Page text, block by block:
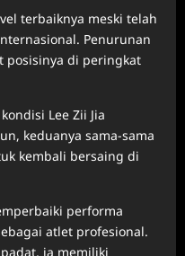
terbaiknya meski telah
Penurunan
posisinya di peringkat
Lee Zii Jia
keduanya sama-sama
kembali bersaing di
performa
atlet profesional.
ia memiliki